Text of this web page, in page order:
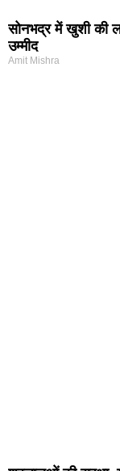
सोनभद्र में खुशी की
उम्मीद
Amit Mishra